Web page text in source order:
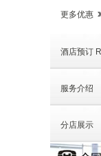
更多优惠
酒店预订
服务介绍
分店展示